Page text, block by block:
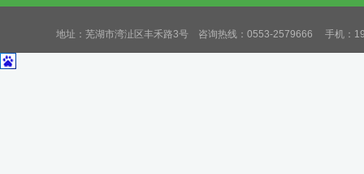
地址：芜湖市湾沚区丰禾路3号 咨询热线：0553-2579666 手机：